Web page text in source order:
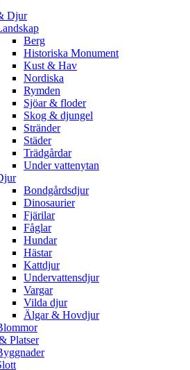
Djur
Berg
Historiska Monument
Kust & Hav
Nordiska
Rymden
Sjöar & floder
Skog & djungel
Stränder
Städer
Trädgårdar
Under vattenytan
Bondgårdsdjur
Dinosaurier
Fjärilar
Fåglar
Hundar
Hästar
Kattdjur
Undervattensdjur
Vargar
Vilda djur
Älgar & Hovdjur
Platser